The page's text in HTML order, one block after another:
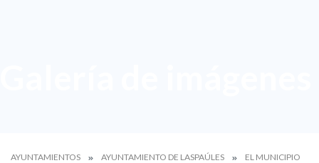
AYUNTAMIENTOS AYUNTAMIENTO DE LASPAÚLES EL MUNICIPIO